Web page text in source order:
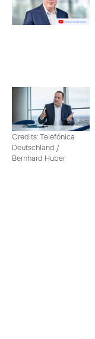
Credits: Telefónica
Deutschland /
Bernhard Huber